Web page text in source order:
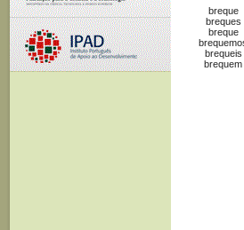
breque
breques
breque
brequeis
brequem